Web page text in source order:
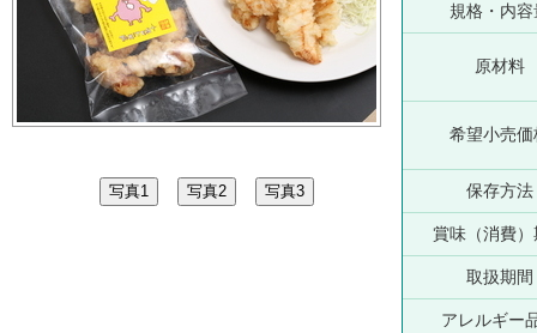
規格・内容
原材料
希望小売価
保存方法
賞味（消費）
取扱期間
アレルギー